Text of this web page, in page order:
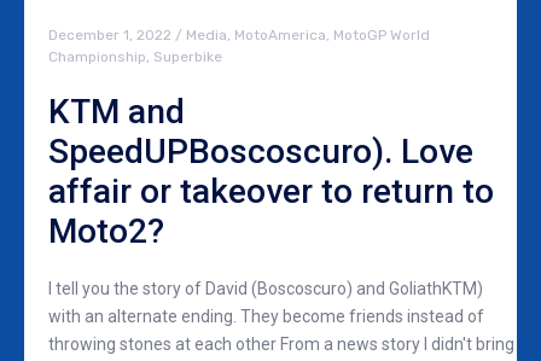
December 1, 2022 / Media, MotoAmerica, MotoGP World
Championship, Superbike
KTM and
SpeedUPBoscoscuro). Love
affair or takeover to return to
Moto2?
I tell you the story of David (Boscoscuro) and GoliathKTM)
with an alternate ending. They become friends instead of
throwing stones at each other From a news story I didn't bring